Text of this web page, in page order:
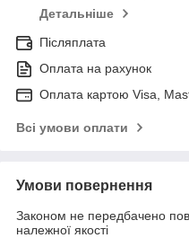
Детальніше
Післяплата
Оплата на рахунок
Оплата картою Visa,
Всі умови оплати
Умови повернення
Законом не передбачено
належної якості